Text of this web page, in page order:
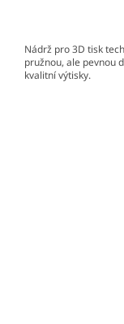
Nádrž pro 3D tisk
pružnou, ale pevnou
kvalitní výtisky.